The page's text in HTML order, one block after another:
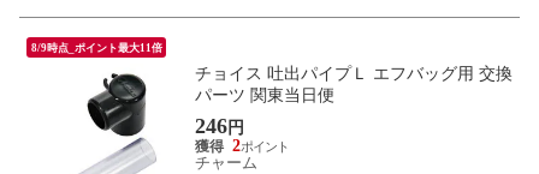
8/9時点_ポイント最大11倍
チョイス 吐出パイプＬ エフバッグ用 交換
パーツ 関東当日便
246円
2
チャーム